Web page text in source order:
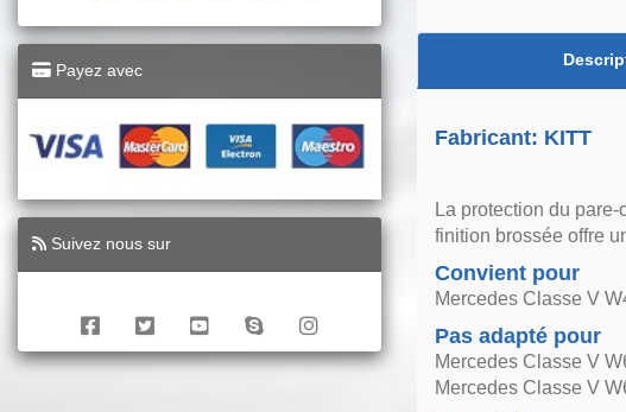
Payez avec
Suivez nous sur
Fabricant: KITT
La protection du
finition brossée offre
Convient pour
Mercedes Classe V
Pas adapté pour
Mercedes Classe V
Mercedes Classe V